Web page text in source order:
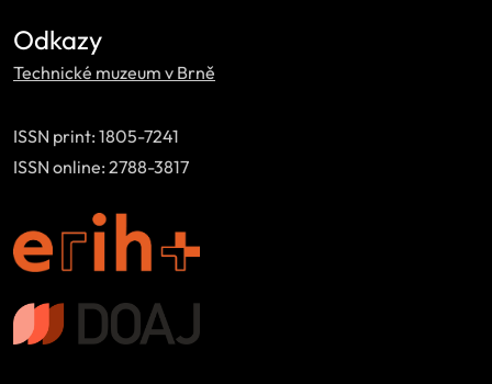
Odkazy
Technické muzeum v Brně
ISSN print: 1805-7241
ISSN online: 2788-3817